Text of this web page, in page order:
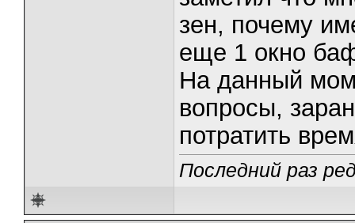
зен, почему
еще 1 окно
На данный
вопросы,
потратить
Последний раз